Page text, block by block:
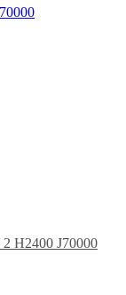
H2400 J70000